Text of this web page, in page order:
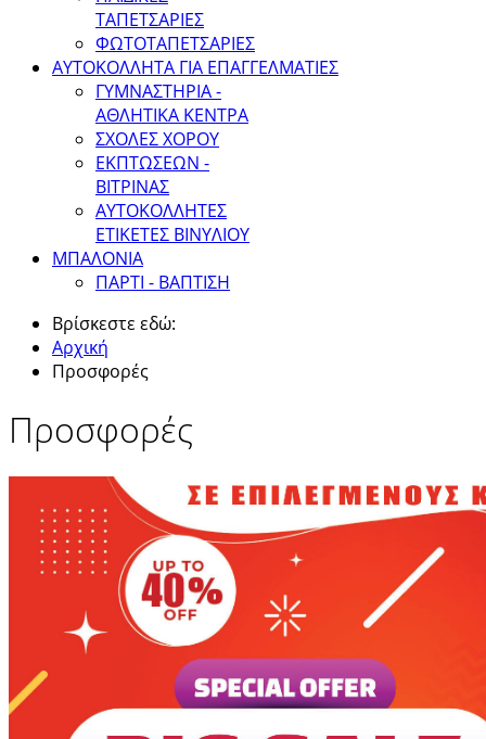
ΤΑΠΕΤΣΑΡΙΕΣ
ΦΩΤΟΤΑΠΕΤΣΑΡΙΕΣ
ΑΥΤΟΚΟΛΛΗΤΑ ΓΙΑ ΕΠΑΓΓΕΛΜΑΤΙΕΣ
ΓΥΜΝΑΣΤΗΡΙΑ -
ΑΘΛΗΤΙΚΑ ΚΕΝΤΡΑ
ΣΧΟΛΕΣ ΧΟΡΟΥ
ΕΚΠΤΩΣΕΩΝ -
ΒΙΤΡΙΝΑΣ
ΑΥΤΟΚΟΛΛΗΤΕΣ
ΕΤΙΚΕΤΕΣ ΒΙΝΥΛΙΟΥ
ΜΠΑΛΟΝΙΑ
ΠΑΡΤΙ - ΒΑΠΤΙΣΗ
Βρίσκεστε εδώ:
Αρχική
Προσφορές
Προσφορές